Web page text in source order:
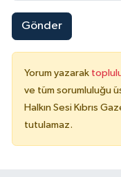
Gönder
Yorum yazarak
ve tüm sorumluluğu
Halkın Sesi Kıbrıs
tutulamaz.